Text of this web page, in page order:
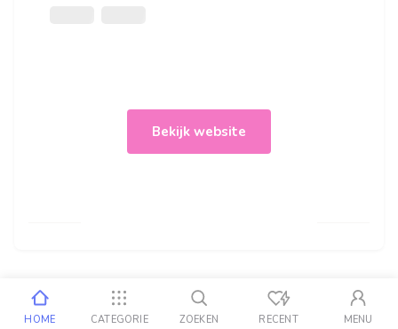
Bekijk website
HOME CATEGORIE ZOEKEN RECENT MENU